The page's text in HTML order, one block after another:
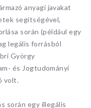
anyagi javakat
segítségével,
során (például egy
legális forrásból
György
és Jogtudományi
volt.
során egy illegális